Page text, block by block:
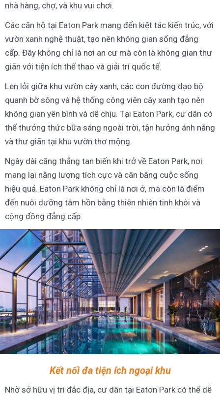
nhà hàng, chợ, và khu vui chơi.
Các căn hộ tại Eaton Park mang đến kiệt tác kiến trúc, với
vườn xanh nghệ thuật, tạo nên không gian sống đẳng
cấp. Đây không chỉ là nơi an cư mà còn là không gian thư
giãn với tiện ích thể thao và giải trí quốc tế.
Len lỏi giữa khu vườn cây xanh, các con đường dạo bộ
quanh bờ sông và hệ thống công viên cây xanh tạo nên
không gian yên bình và dễ chịu. Tại Eaton Park, cư dân có
thể thưởng thức bữa sáng ngoài trời, tận hưởng ánh nắng
và thư giãn tại khu vườn thơ mộng.
Ngày dài căng thẳng tan biến khi trở về Eaton Park, nơi
mang lại năng lượng tích cực và cân bằng cuộc sống
hiệu quả. Eaton Park không chỉ là nơi ở, mà còn là điểm
đến nuôi dưỡng tâm hồn bằng thiên nhiên tinh khôi và
cộng đồng đẳng cấp.
Kết nối đa tiện ích ngoại khu
Nhờ sở hữu vị trí đắc địa, cư dân tại Eaton Park có thể dễ